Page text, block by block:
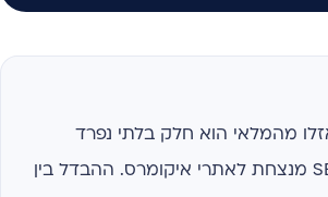
מהמלאי הוא חלק בלתי נפרד
מאסטרטגיית SEO מנצחת לאתרי איקומרס. ההבדל בין